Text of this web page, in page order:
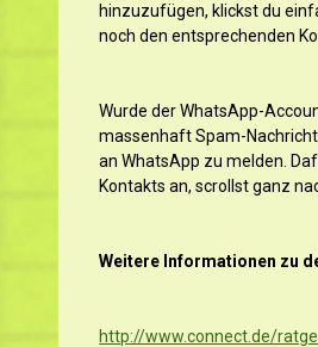
hinzuzufügen, klickst du
noch den entsprechenden
Wurde der WhatsApp-
massenhaft Spam-
an WhatsApp zu melden.
Kontakts an, scrollst ganz
Weitere Informationen zu
http://www.connect.de/